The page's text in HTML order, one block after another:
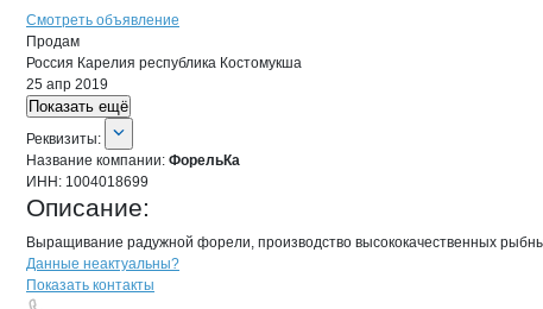
Смотреть объявление
Продам
Россия Карелия республика Костомукша
25 апр 2019
Показать ещё
О компании
Реквизиты
Реквизиты:
Название компании: ФорельКа
ИНН: 1004018699
Описание:
Выращивание радужной форели, производство высококачественных
Контактыкомпании
+7(800)000-00-..
Данные неактуальны?
Показать контакты